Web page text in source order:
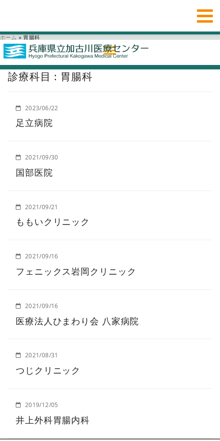
ホーム » 胃腸科
診療科目 : 胃腸科
2023/06/22
足立病院
2021/09/30
国部医院
2021/09/21
ももいクリニック
2021/09/16
フェニックス岩岡クリニック
2021/09/16
医療法人ひまわり会 八家病院
2021/08/31
つじクリニック
2019/12/05
井上外科胃腸内科